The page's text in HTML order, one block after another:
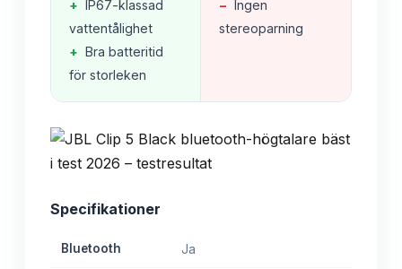
+ IP67-klassad
vattentålighet
+ Bra batteritid
för storleken
− Ingen
stereoparning
Specifikationer
Bluetooth Ja